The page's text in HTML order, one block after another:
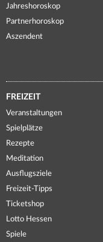
Jahreshoroskop
Partnerhoroskop
Aszendent
FREIZEIT
Veranstaltungen
Spielplätze
Rezepte
Meditation
Ausflugsziele
Freizeit-Tipps
Ticketshop
Lotto Hessen
Spiele